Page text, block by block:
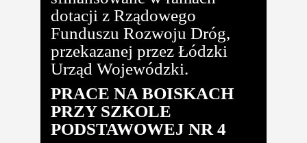
dotacji z Rządowego
Funduszu Rozwoju Dróg,
przekazanej przez Łódzki
Urząd Wojewódzki.
PRACE NA BOISKACH
PRZY SZKOLE
PODSTAWOWEJ NR 4